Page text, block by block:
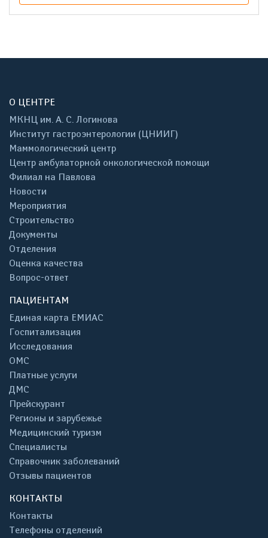
О ЦЕНТРЕ
МКНЦ им. А. С. Логинова
Институт гастроэнтерологии (ЦНИИГ)
Маммологический центр
Центр амбулаторной онкологической помощи
Филиал на Павлова
Новости
Мероприятия
Строительство
Документы
Отделения
Оценка качества
Вопрос-ответ
ПАЦИЕНТАМ
Единая карта ЕМИАС
Госпитализация
Исследования
ОМС
Платные услуги
ДМС
Прейскурант
Регионы и зарубежье
Медицинский туризм
Специалисты
Справочник заболеваний
Отзывы пациентов
КОНТАКТЫ
Контакты
Телефоны отделений